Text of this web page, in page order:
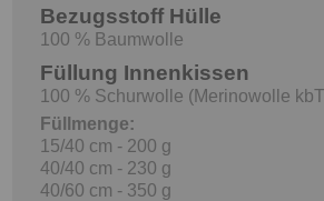
Bezugsstoff Hülle
100 % Baumwolle
Füllung Innenkissen
100 % Schurwolle (Merinowolle
Füllmenge:
15/40 cm - 200 g
40/40 cm - 230 g
40/60 cm - 350 g